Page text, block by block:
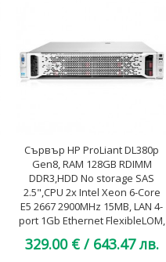
Сървър HP ProLiant DL380p
Gen8, RAM 128GB RDIMM
DDR3,HDD No storage SAS
2.5",CPU 2x Intel Xeon 6-Core
E5 2667 2900MHz 15MB, LAN 4-
port 1Gb Ethernet FlexibleLOM,
Smart Array P420/1GB with
329.00 € / 643.47 лв.